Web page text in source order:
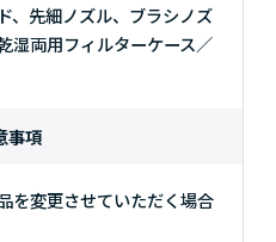
、先細ノズル、ブラシノズ
湿両用フィルターケース／
事項
を変更させていただく場合